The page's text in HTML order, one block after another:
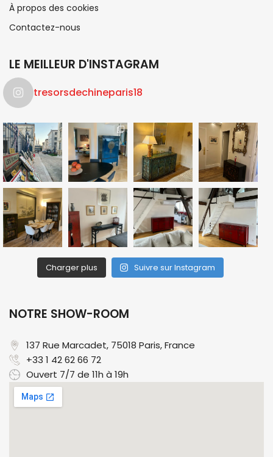
À propos des cookies
Contactez-nous
LE MEILLEUR D'INSTAGRAM
tresorsdechineparis18
Charger plus Suivre sur Instagram
NOTRE SHOW-ROOM
137 Rue Marcadet, 75018 Paris, France​
+33 1 42 62 66 72
Ouvert 7/7 de 11h à 19h